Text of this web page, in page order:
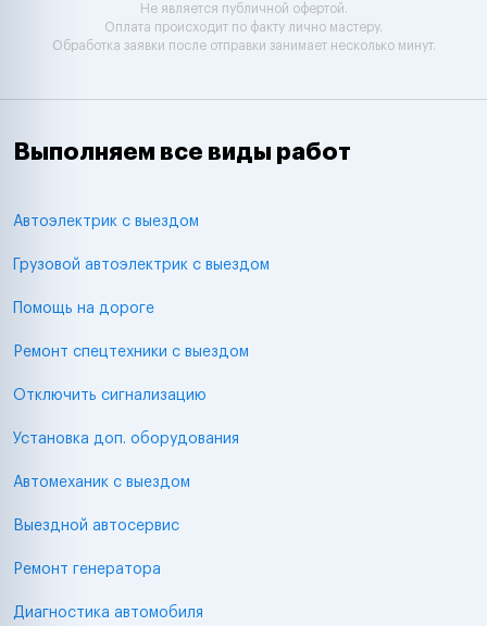
Не является публичной офертой.
Оплата происходит по факту лично мастеру.
Обработка заявки после отправки занимает несколько минут.
Выполняем все виды работ
Автоэлектрик с выездом
Грузовой автоэлектрик с выездом
Помощь на дороге
Ремонт спецтехники с выездом
Отключить сигнализацию
Установка доп. оборудования
Автомеханик с выездом
Выездной автосервис
Ремонт генератора
Диагностика автомобиля